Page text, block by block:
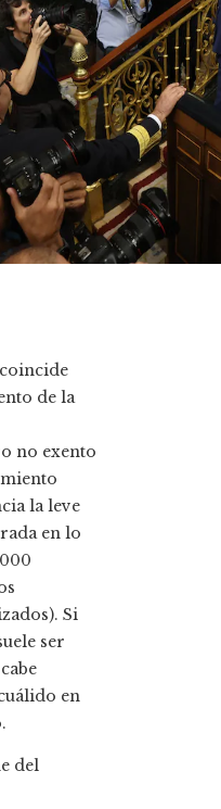
de la
no exento
la leve
en lo
Si
ser
en
del